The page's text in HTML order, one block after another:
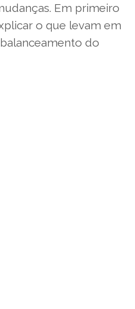
Em primeiro
o que levam em
do